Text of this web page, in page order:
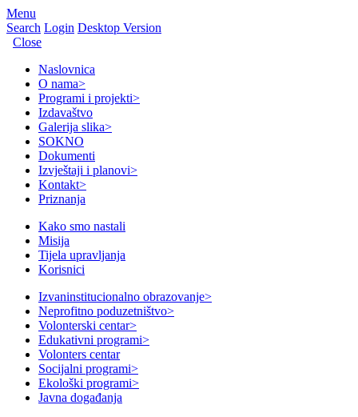
Menu
Search Login Desktop Version
Close
Naslovnica
O nama>
Programi i projekti>
Izdavaštvo
Galerija slika>
SOKNO
Dokumenti
Izvještaji i planovi>
Kontakt>
Priznanja
Kako smo nastali
Misija
Tijela upravljanja
Korisnici
Izvaninstitucionalno obrazovanje>
Neprofitno poduzetništvo>
Volonterski centar>
Edukativni programi>
Volonters centar
Socijalni programi>
Ekološki programi>
Javna događanja